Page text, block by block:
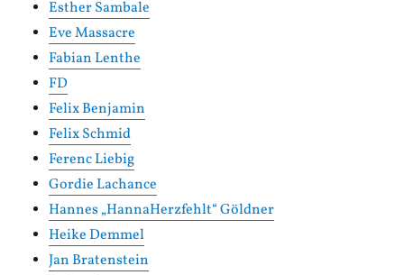
Esther Sambale
Eve Massacre
Fabian Lenthe
FD
Felix Benjamin
Felix Schmid
Ferenc Liebig
Gordie Lachance
Hannes „HannaHerzfehlt“ Göldner
Heike Demmel
Jan Bratenstein